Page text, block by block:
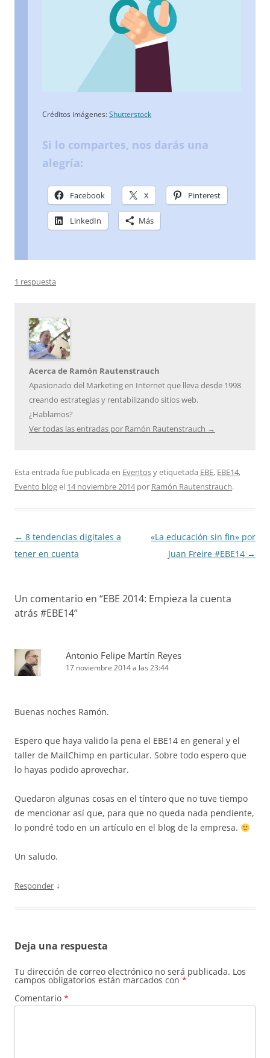
Créditos imágenes: Shutterstock
Si lo compartes, nos darás una
alegría:
Facebook X Pinterest
LinkedIn Más
1 respuesta
Acerca de Ramón Rautenstrauch
Apasionado del Marketing en Internet que lleva desde 1998
creando estrategias y rentabilizando sitios web.
¿Hablamos?
Ver todas las entradas por Ramón Rautenstrauch →
Esta entrada fue publicada en Eventosy etiquetada EBE, EBE14,
Evento blogel 14 noviembre 2014por Ramón Rautenstrauch.
Navegación
de
← 8 tendencias digitales a
tener en cuenta
«La educación sin fin» por
Juan Freire #EBE14 →
Un comentario en “EBE 2014: Empieza la cuenta
atrás #EBE14”
Antonio Felipe Martín Reyes
17 noviembre 2014 a las 23:44
Buenas noches Ramón.
Espero que haya valido la pena el EBE14 en general y el
taller de MailChimp en particular. Sobre todo espero que
lo hayas podido aprovechar.
Quedaron algunas cosas en el tíntero que no tuve tiempo
de mencionar así que, para que no queda nada pendiente,
lo pondré todo en un artículo en el blog de la empresa.
Un saludo.
Responder ↓
Deja una respuesta
Tu dirección de correo electrónico no será publicada. Los
campos obligatorios están marcados con *
Comentario *